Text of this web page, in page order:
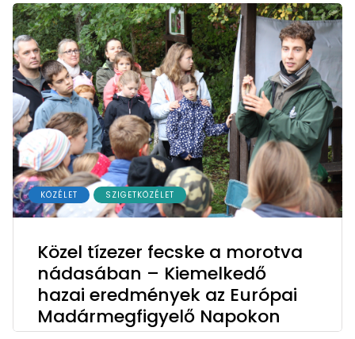
KÖZÉLET SZIGETKÖZÉLET
Közel tízezer fecske a morotva
nádasában – Kiemelkedő
hazai eredmények az Európai
Madármegfigyelő Napokon